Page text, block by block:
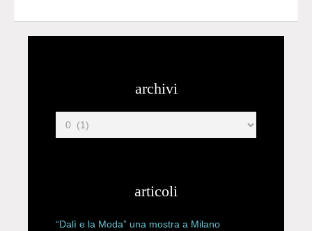
archivi
articoli
“Dalì e la Moda” una mostra a Milano